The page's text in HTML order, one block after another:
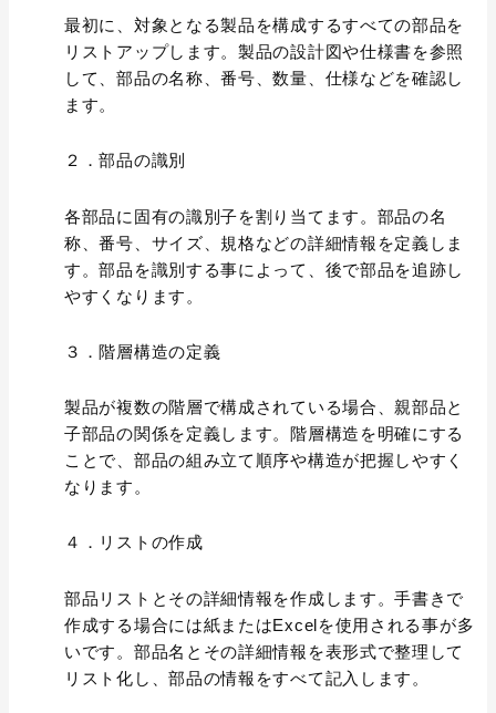
最初に、対象となる製品を構成するすべての部品を
リストアップします。製品の設計図や仕様書を参照
して、部品の名称、番号、数量、仕様などを確認し
ます。
２．部品の識別
各部品に固有の識別子を割り当てます。部品の名
称、番号、サイズ、規格などの詳細情報を定義しま
す。部品を識別する事によって、後で部品を追跡し
やすくなります。
３．階層構造の定義
製品が複数の階層で構成されている場合、親部品と
子部品の関係を定義します。階層構造を明確にする
ことで、部品の組み立て順序や構造が把握しやすく
なります。
４．リストの作成
部品リストとその詳細情報を作成します。手書きで
作成する場合には紙またはExcelを使用される事が多
いです。部品名とその詳細情報を表形式で整理して
リスト化し、部品の情報をすべて記入します。